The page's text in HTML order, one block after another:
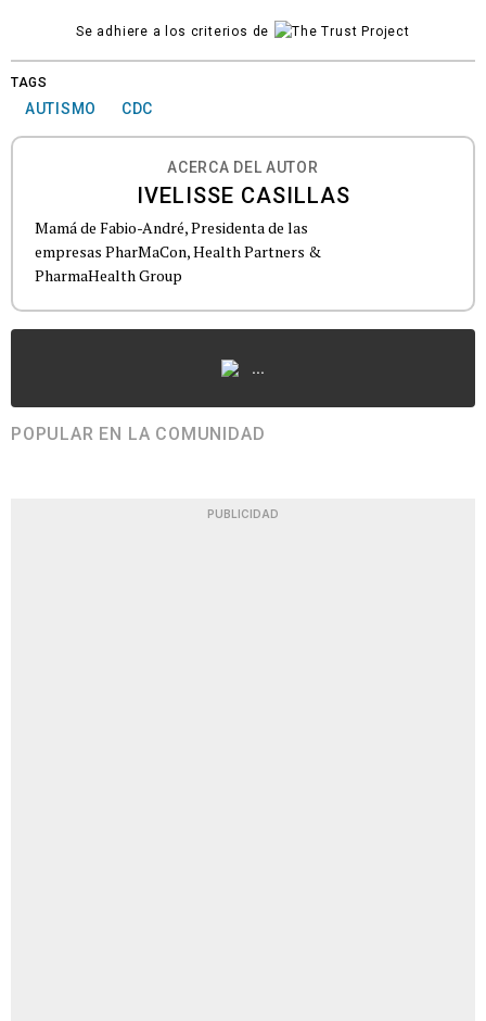
Se adhiere a los criterios de
TAGS
AUTISMO CDC
ACERCA DEL AUTOR
IVELISSE CASILLAS
Mamá de Fabio-André, Presidenta de las
empresas PharMaCon, Health Partners &
PharmaHealth Group
...
POPULAR EN LA COMUNIDAD
PUBLICIDAD